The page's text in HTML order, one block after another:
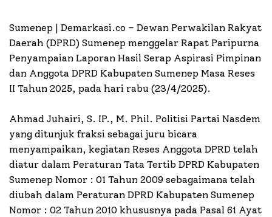
Sumenep | Demarkasi.co – Dewan Perwakilan Rakyat
Daerah (DPRD) Sumenep menggelar Rapat Paripurna
Penyampaian Laporan Hasil Serap Aspirasi Pimpinan
dan Anggota DPRD Kabupaten Sumenep Masa Reses
II Tahun 2025, pada hari rabu (23/4/2025).
Ahmad Juhairi, S. IP., M. Phil. Politisi Partai Nasdem
yang ditunjuk fraksi sebagai juru bicara
menyampaikan, kegiatan Reses Anggota DPRD telah
diatur dalam Peraturan Tata Tertib DPRD Kabupaten
Sumenep Nomor : 01 Tahun 2009 sebagaimana telah
diubah dalam Peraturan DPRD Kabupaten Sumenep
Nomor : 02 Tahun 2010 khususnya pada Pasal 61 Ayat